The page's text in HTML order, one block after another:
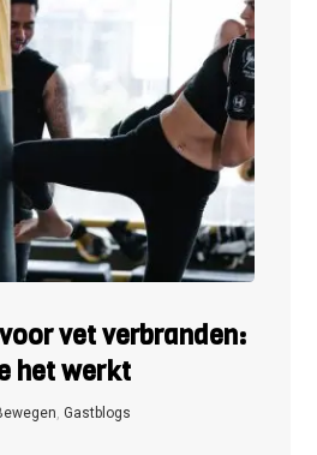
vet verbranden:
het werkt
, Gastblogs